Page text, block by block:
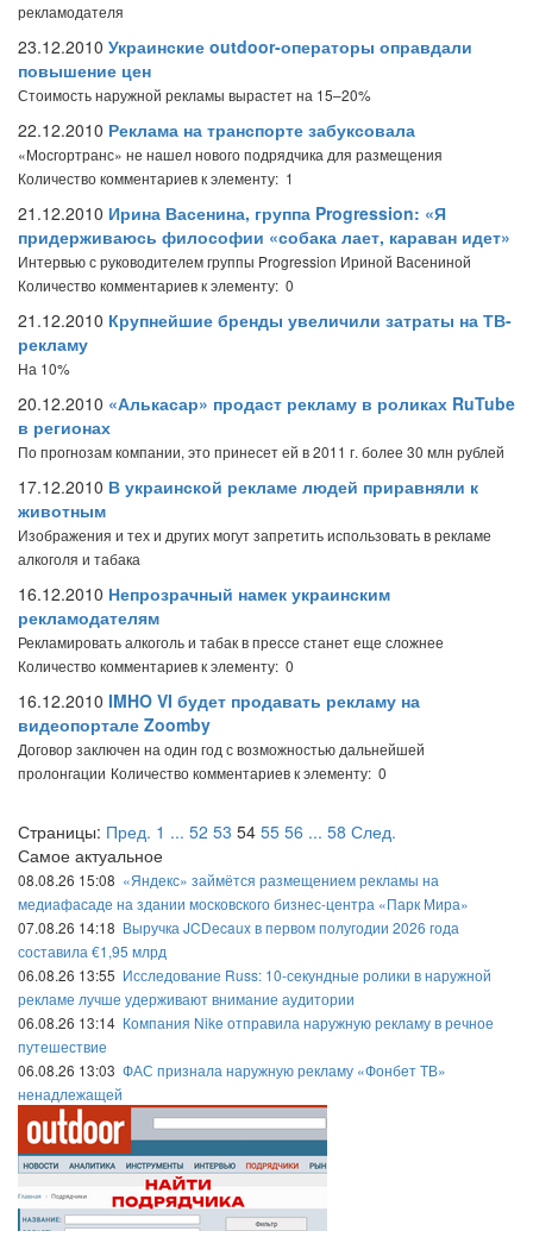
рекламодателя
23.12.2010 Украинские outdoor-операторы оправдали
повышение цен
Стоимость наружной рекламы вырастет на 15–20%
22.12.2010 Реклама на транспорте забуксовала
«Мосгортранс» не нашел нового подрядчика для размещения
Количество комментариев к элементу: 1
21.12.2010 Ирина Васенина, группа Progression: «Я
придерживаюсь философии «собака лает, караван идет»
Интервью с руководителем группы Progression Ириной Васениной
Количество комментариев к элементу: 0
21.12.2010 Крупнейшие бренды увеличили затраты на ТВ-
рекламу
На 10%
20.12.2010 «Алькасар» продаст рекламу в роликах RuTube
в регионах
По прогнозам компании, это принесет ей в 2011 г. более 30 млн рублей
17.12.2010 В украинской рекламе людей приравняли к
животным
Изображения и тех и других могут запретить использовать в рекламе
алкоголя и табака
16.12.2010 Непрозрачный намек украинским
рекламодателям
Рекламировать алкоголь и табак в прессе станет еще сложнее
Количество комментариев к элементу: 0
16.12.2010 IMHO VI будет продавать рекламу на
видеопортале Zoomby
Договор заключен на один год с возможностью дальнейшей
пролонгации Количество комментариев к элементу: 0
Страницы: Пред. 1 ... 52 53 54 55 56 ... 58 След.
Самое актуальное
08.08.26 15:08 «Яндекс» займётся размещением рекламы на
медиафасаде на здании московского бизнес-центра «Парк Мира»
07.08.26 14:18 Выручка JCDecaux в первом полугодии 2026 года
составила €1,95 млрд
06.08.26 13:55 Исследование Russ: 10-секундные ролики в наружной
рекламе лучше удерживают внимание аудитории
06.08.26 13:14 Компания Nike отправила наружную рекламу в речное
путешествие
06.08.26 13:03 ФАС признала наружную рекламу «Фонбет ТВ»
ненадлежащей